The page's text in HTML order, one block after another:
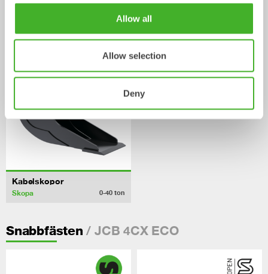
Allow all
Allow selection
Deny
Grävskopor
Kabelskopor
Skopa 0-40 ton
Snabbfästen / JCB 4CX ECO